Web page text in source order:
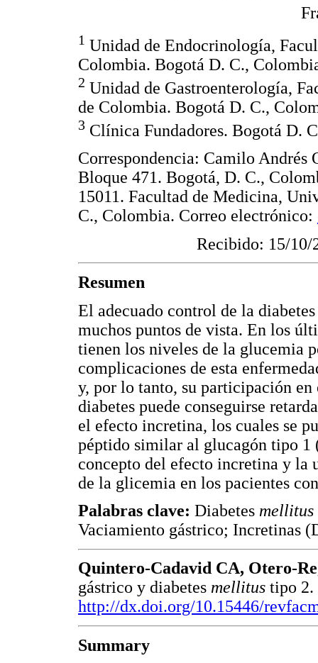
1 Unidad de Endocrinología,
Colombia. Bogotá D. C.,
2 Unidad de Gastroenterología,
de Colombia. Bogotá D. C.,
3 Clínica Fundadores. Bogotá D.
Correspondencia: Camilo Andrés
Bloque 471. Bogotá, D. C.,
15011. Facultad de Medicina,
C., Colombia. Correo electrónico:
Recibido: 15/10/
Resumen
El adecuado control de la
muchos puntos de vista. En los
tienen los niveles de la glucemia
complicaciones de esta
y, por lo tanto, su participación
diabetes puede conseguirse
el efecto incretina, los cuales se
péptido similar al glucagón tipo 1
concepto del efecto incretina y la
de la glicemia en los pacientes
Palabras clave: Diabetes mellitus
Vaciamiento gástrico; Incretinas
Quintero-Cadavid CA, Otero-
gástrico y diabetes mellitus tipo 2.
http://dx.doi.org/10.15446/
Summary